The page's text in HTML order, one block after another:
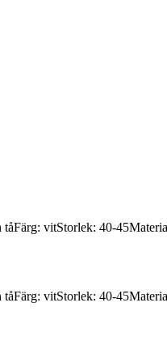
vitStorlek: 40-
vitStorlek: 40-